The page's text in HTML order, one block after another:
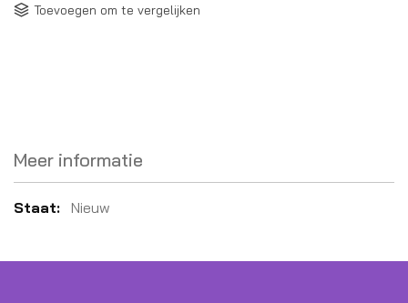
Toevoegen om te vergelijken
Meer informatie
Meer
Nieuw